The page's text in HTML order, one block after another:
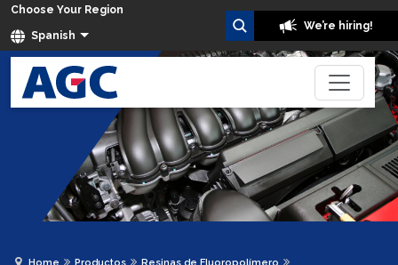
Choose Your Region
Spanish
We’re hiring!